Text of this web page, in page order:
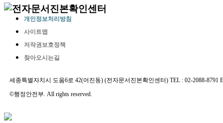
개인정보처리방침
사이트맵
저작권보호정책
찾아오시는길
세종특별자치시 도움6로 42(어진동) (전자문서진본확인센터) TEL : 02-2088-8791
©행정안전부. All rights reserved.